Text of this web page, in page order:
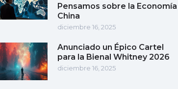
Pensamos sobre la Economía
China
diciembre 16, 2025
Anunciado un Épico Cartel
para la Bienal Whitney 2026
diciembre 16, 2025